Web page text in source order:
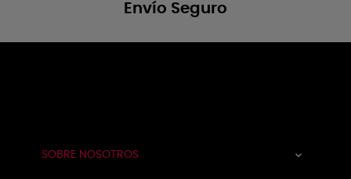
Envío Seguro
SOBRE NOSOTROS 